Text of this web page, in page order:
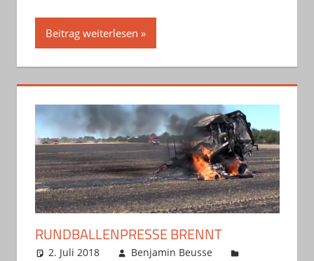
Beitrag weiterlesen
RUNDBALLENPRESSE BRENNT
2. Juli 2018
Benjamin Beusse